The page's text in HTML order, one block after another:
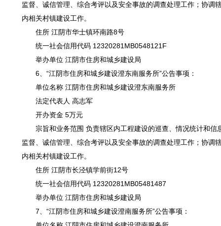
监督、诚信管理、综合考评以及安全事故的调查处理工作；协
内相关村镇建设工作。
住所 江阴市华士镇环南路8号
统一社会信用代码 12320281MB0548121F
举办单位 江阴市住房和城乡建设局
6、“江阴市住房和城乡建设澄东南服务所”公告事项：
单位名称 江阴市住房和城乡建设澄东南服务所
法定代表人 高志军
开办资金 5万元
宗旨和业务范围 负责辖区内工程建设的巡查、情况统计和
监督、诚信管理、综合考评以及安全事故的调查处理工作；协
内相关村镇建设工作。
住所 江阴市长泾镇学前街12号
统一社会信用代码 12320281MB05481487
举办单位 江阴市住房和城乡建设局
7、“江阴市住房和城乡建设澄南服务所”公告事项：